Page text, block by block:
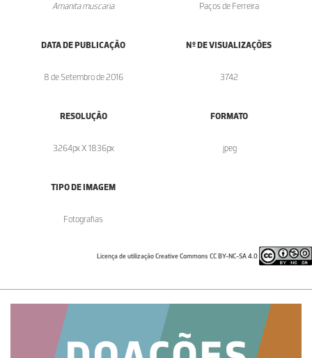
Amanita muscaria Paços de Ferreira
DATA DE PUBLICAÇÃO
8 de Setembro de 2016
Nº DE VISUALIZAÇÕES
3742
RESOLUÇÃO
3264px X 1836px
FORMATO
.jpeg
TIPO DE IMAGEM
Fotografias
Licença de utilização Creative Commons CC BY-NC-SA 4.0